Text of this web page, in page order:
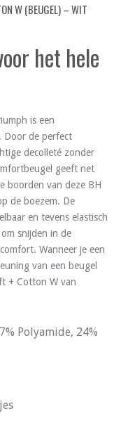
W (BEUGEL) – WIT
het hele
is een
Door de perfect
decolleté zonder
geeft net
boorden van deze BH
de boezem. De
en tevens elastisch
snijden in de
Wanneer je een
van een beugel
+ Cotton W van
Polyamide, 24%